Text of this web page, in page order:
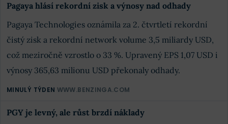
Pagaya hlásí rekordní zisk a výnosy nad odhady
Pagaya Technologies oznámila za 2. čtvrtletí rekordní
čistý zisk a rekordní network volume 3,5 miliardy USD,
což meziročně vzrostlo o 33 %. Upravený EPS 1,07 USD i
výnosy 365,63 milionu USD překonaly odhady.
MINULÝ TÝDEN WWW.BENZINGA.COM
PGY je levný, ale růst brzdí náklady